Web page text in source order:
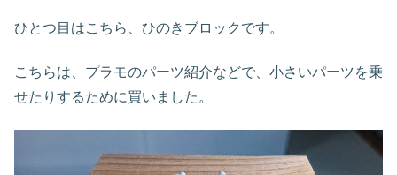
ひとつ目はこちら、ひのきブロックです。
こちらは、プラモのパーツ紹介などで、小さいパーツを乗
せたりするために買いました。